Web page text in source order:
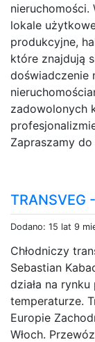
nieruchomości.
lokale
produkcyjne,
które znajdują
doświadczenie
zadowolonych
Zapraszamy do
TRANSVEG
Dodano: 15 lat 9
Chłodniczy
Sebastian
działa na
temperaturze.
Europie
Włoch.